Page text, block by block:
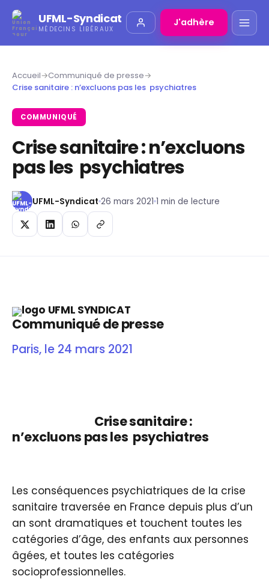
UFML-Syndicat
MÉDECINS LIBÉRAUX
J'adhère
Accueil→Communiqué de presse→
Crise sanitaire : n’excluons pas les psychiatres
COMMUNIQUÉ
Crise sanitaire : n’excluons
pas les psychiatres
UFML-Syndicat 26 mars 2021 1 min de lecture
Communiqué de presse
Paris, le 24 mars 2021
Crise sanitaire :
n’excluons pas les psychiatres
Les conséquences psychiatriques de la crise
sanitaire traversée en France depuis plus d’un
an sont dramatiques et touchent toutes les
catégories d’âge, des enfants aux personnes
âgées, et toutes les catégories
socioprofessionnelles.